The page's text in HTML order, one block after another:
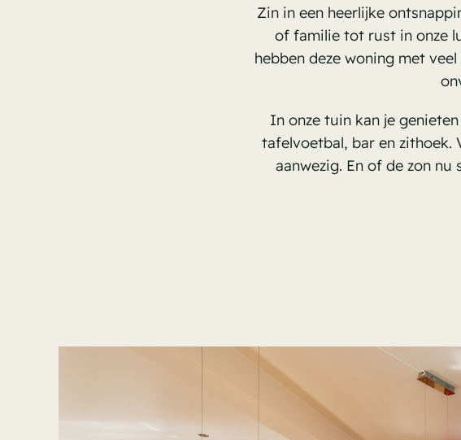
Zin in een heerlijke
of familie tot rust in onze
hebben deze woning met
In onze tuin kan je
tafelvoetbal, bar en zithoek.
aanwezig. En of de zon